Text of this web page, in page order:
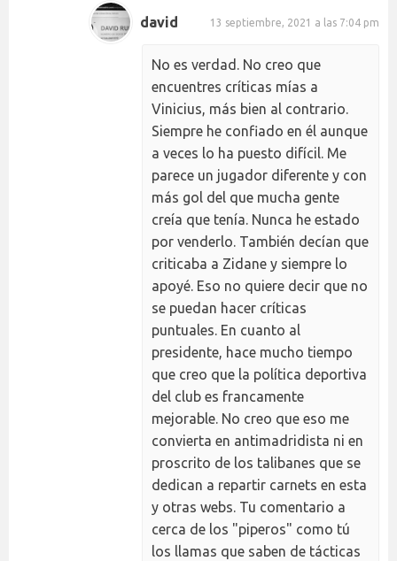
david 13 septiembre, 2021 a las 7:04 pm
No es verdad. No creo que
encuentres críticas mías a
Vinicius, más bien al contrario.
Siempre he confiado en él aunque
a veces lo ha puesto difícil. Me
parece un jugador diferente y con
más gol del que mucha gente
creía que tenía. Nunca he estado
por venderlo. También decían que
criticaba a Zidane y siempre lo
apoyé. Eso no quiere decir que no
se puedan hacer críticas
puntuales. En cuanto al
presidente, hace mucho tiempo
que creo que la política deportiva
del club es francamente
mejorable. No creo que eso me
convierta en antimadridista ni en
proscrito de los talibanes que se
dedican a repartir carnets en esta
y otras webs. Tu comentario a
cerca de los "piperos" como tú
los llamas que saben de tácticas